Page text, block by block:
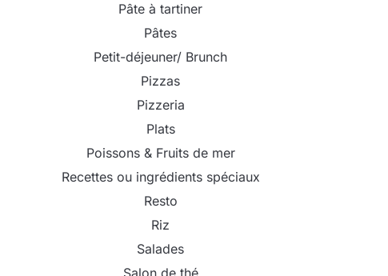
Pâte à tartiner
Pâtes
Petit-déjeuner/ Brunch
Pizzas
Pizzeria
Plats
Poissons & Fruits de mer
Recettes ou ingrédients spéciaux
Resto
Riz
Salades
Salon de thé